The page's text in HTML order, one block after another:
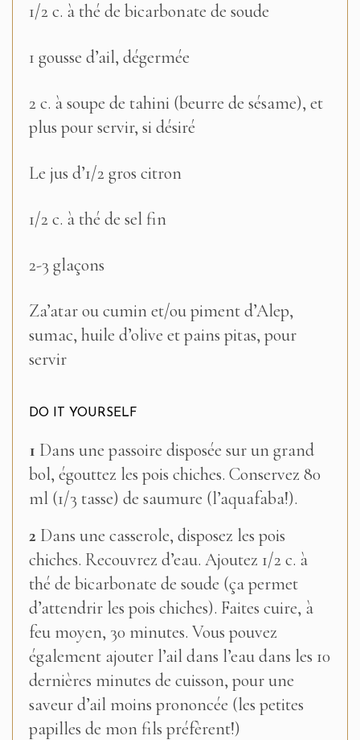
1/2 c. à thé de bicarbonate de soude
1 gousse d’ail, dégermée
2 c. à soupe de tahini (beurre de sésame), et
plus pour servir, si désiré
Le jus d’1/2 gros citron
1/2 c. à thé de sel fin
2-3 glaçons
Za’atar ou cumin et/ou piment d’Alep,
sumac, huile d’olive et pains pitas, pour
servir
DO IT YOURSELF
1 Dans une passoire disposée sur un grand
bol, égouttez les pois chiches. Conservez 80
ml (1/3 tasse) de saumure (l’aquafaba!).
2 Dans une casserole, disposez les pois
chiches. Recouvrez d’eau. Ajoutez 1/2 c. à
thé de bicarbonate de soude (ça permet
d’attendrir les pois chiches). Faites cuire, à
feu moyen, 30 minutes. Vous pouvez
également ajouter l’ail dans l’eau dans les 10
dernières minutes de cuisson, pour une
saveur d’ail moins prononcée (les petites
papilles de mon fils préfèrent!)